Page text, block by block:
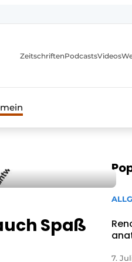
ZeitschriftenPodcastsVideos
Spaß
7.